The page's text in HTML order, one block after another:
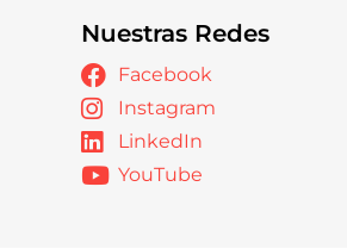
Nuestras Redes
Facebook
Instagram
LinkedIn
YouTube